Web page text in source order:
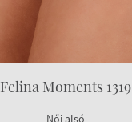
Felina Moments 1319
Női alsó